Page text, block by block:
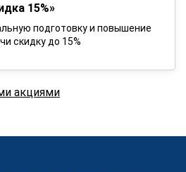
15%»
подготовку и повышение
скидку до 15%
акциями